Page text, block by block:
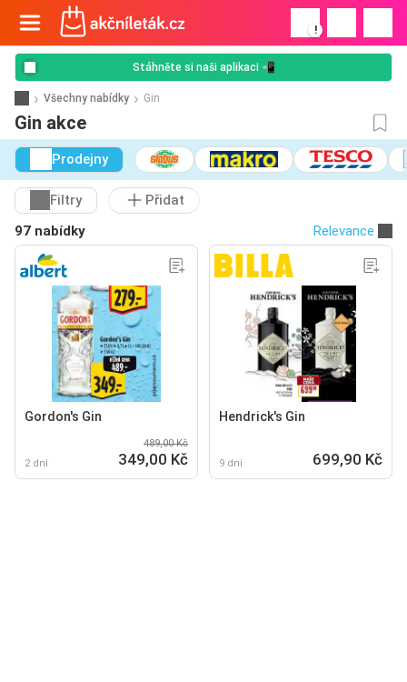
!
Stáhněte si naši aplikaci 📲
Všechny nabídky Gin
Gin akce
Prodejny
Filtry
Přidat
97 nabídky
Relevance
Gordon's Gin
2 dní
489,00 Kč
349,00 Kč
Hendrick's Gin
9 dní 699,90 Kč